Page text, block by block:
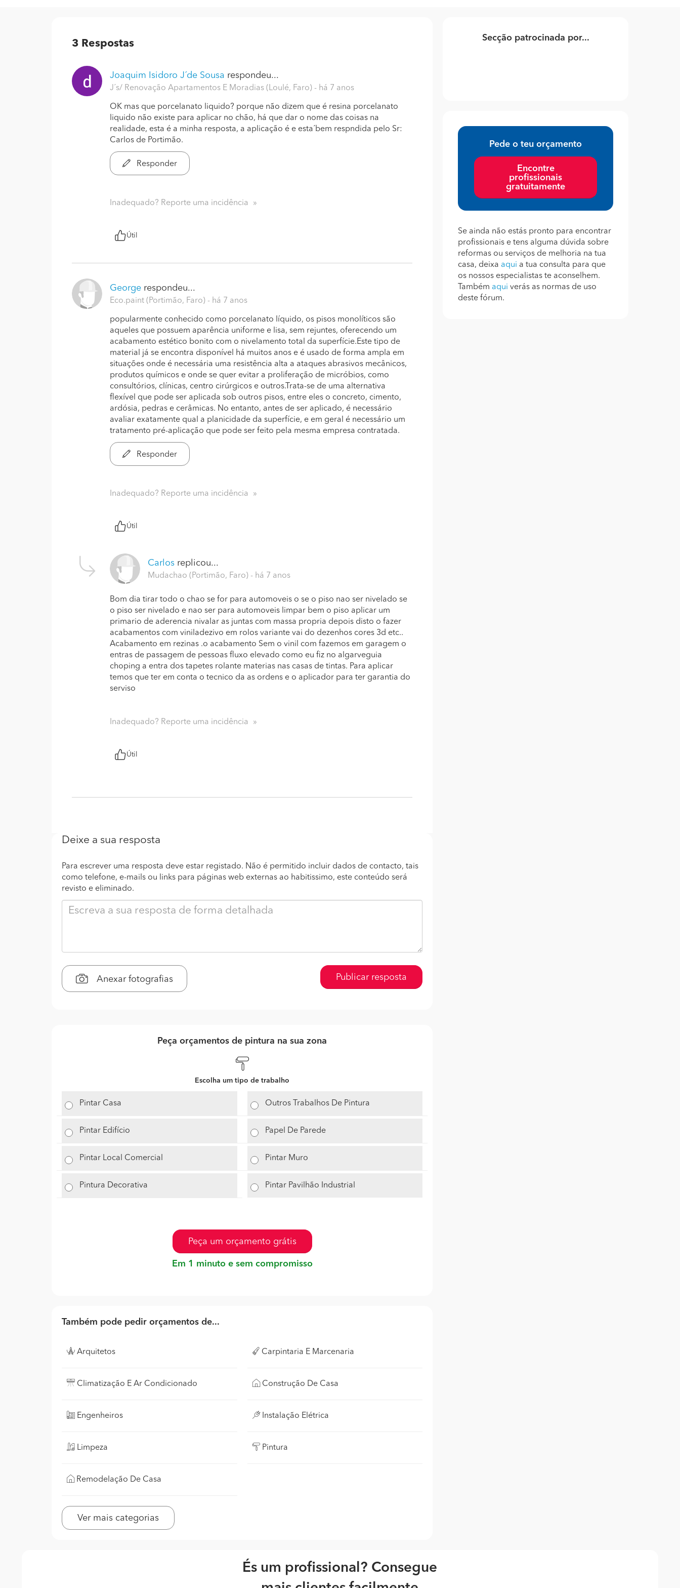
3 Respostas
Joaquim Isidoro J´de Sousa respondeu...
J´s/ Renovação Apartamentos E Moradias (Loulé, Faro) - há 7 anos
OK mas que porcelanato liquido? porque não dizem que é resina porcelanato
liquido não existe para aplicar no chão, há que dar o nome das coisas na
realidade, esta é a minha resposta, a aplicação é e esta´bem respndida pelo Sr:
Carlos de Portimão.
Responder
Inadequado? Reporte uma incidência
Útil
George respondeu...
Eco.paint (Portimão, Faro) - há 7 anos
popularmente conhecido como porcelanato líquido, os pisos monolíticos são
aqueles que possuem aparência uniforme e lisa, sem rejuntes, oferecendo um
acabamento estético bonito com o nivelamento total da superfície.Este tipo de
material já se encontra disponível há muitos anos e é usado de forma ampla em
situações onde é necessária uma resistência alta a ataques abrasivos mecânicos,
produtos químicos e onde se quer evitar a proliferação de micróbios, como
consultórios, clínicas, centro cirúrgicos e outros.Trata-se de uma alternativa
flexível que pode ser aplicada sob outros pisos, entre eles o concreto, cimento,
ardósia, pedras e cerâmicas. No entanto, antes de ser aplicado, é necessário
avaliar exatamente qual a planicidade da superfície, e em geral é necessário um
tratamento pré-aplicação que pode ser feito pela mesma empresa contratada.
Responder
Inadequado? Reporte uma incidência
Útil
Carlos replicou...
Mudachao (Portimão, Faro) - há 7 anos
Bom dia tirar todo o chao se for para automoveis o se o piso nao ser nivelado se
o piso ser nivelado e nao ser para automoveis limpar bem o piso aplicar um
primario de aderencia nivalar as juntas com massa propria depois disto o fazer
acabamentos com viniladezivo em rolos variante vai do dezenhos cores 3d etc..
Acabamento em rezinas .o acabamento Sem o vinil com fazemos em garagem o
entras de passagem de pessoas fluxo elevado como eu fiz no algarveguia
choping a entra dos tapetes rolante materias nas casas de tintas. Para aplicar
temos que ter em conta o tecnico da as ordens e o aplicador para ter garantia do
serviso
Inadequado? Reporte uma incidência
Útil
Deixe a sua resposta
Para escrever uma resposta deve estar registado. Não é permitido incluir dados de contacto, tais
como telefone, e-mails ou links para páginas web externas ao habitissimo, este conteúdo será
revisto e eliminado.
Anexar fotografias Publicar resposta
Peça orçamentos de pintura na sua zona
Escolha um tipo de trabalho
Pintar Casa Outros Trabalhos De Pintura
Pintar Edifício Papel De Parede
Pintar Local Comercial Pintar Muro
Pintura Decorativa Pintar Pavilhão Industrial
Peça um orçamento grátis
Em 1 minuto e sem compromisso
Também pode pedir orçamentos de...
Arquitetos Carpintaria E Marcenaria
Climatização E Ar Condicionado Construção De Casa
Engenheiros Instalação Elétrica
Limpeza Pintura
Remodelação De Casa
Ver mais categorias
Secção patrocinada por...
Pede o teu orçamento
Encontre
profissionais
gratuitamente
Se ainda não estás pronto para encontrar
profissionais e tens alguma dúvida sobre
reformas ou serviços de melhoria na tua
casa, deixa aqui a tua consulta para que
os nossos especialistas te aconselhem.
Também aqui verás as normas de uso
deste fórum.
És um profissional? Consegue